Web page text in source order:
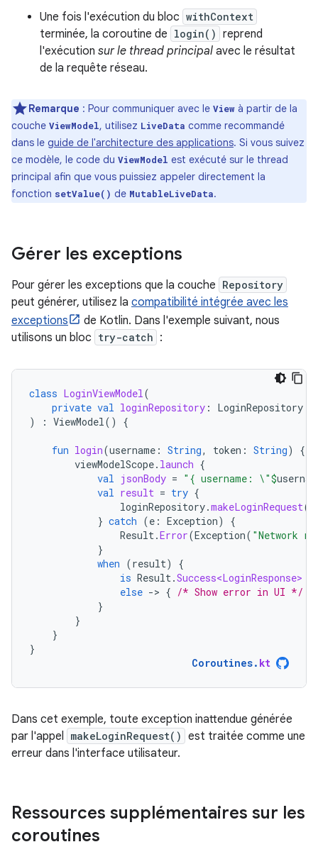
Une fois l'exécution du bloc withContext
terminée, la coroutine de login() reprend
l'exécution sur le thread principal avec le résultat
de la requête réseau.
Remarque : Pour communiquer avec le View à partir de la
couche ViewModel, utilisez LiveData comme recommandé
dans le guide de l'architecture des applications. Si vous suivez
ce modèle, le code du ViewModel est exécuté sur le thread
principal afin que vous puissiez appeler directement la
fonction setValue() de MutableLiveData.
Gérer les exceptions
Pour gérer les exceptions que la couche Repository
peut générer, utilisez la compatibilité intégrée avec les
exceptions
de Kotlin. Dans l'exemple suivant, nous
utilisons un bloc try-catch :
class LoginViewModel(
private val loginRepository :
LoginRepository
)
: ViewModel() {
fun login(username : String, token : String)
{
viewModelScope. launch {
val jsonBody = "{ username: \"$
val result = try {
loginRepository.makeLoginRequest(
} catch (e : Exception)
{
Result.Error(Exception( "Network
}
when (result)
{
is Result.Success<LoginResponse>
else -> { /* Show error in UI */
}
}
}
}
Coroutines. kt
Dans cet exemple, toute exception inattendue générée
par l'appel makeLoginRequest() est traitée comme une
erreur dans l'interface utilisateur.
Ressources supplémentaires sur les
coroutines